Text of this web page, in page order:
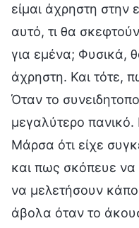
είμαι άχρηστη στην
αυτό, τι θα
για εμένα; Φυσικά,
άχρηστη. Και τότε,
Όταν το
μεγαλύτερο
Μάρσα ότι είχε
και πως σκόπευε να
να μελετήσουν
άβολα όταν το